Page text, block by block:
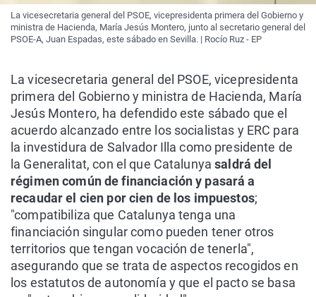
La vicesecretaria general del PSOE, vicepresidenta primera del Gobierno y
ministra de Hacienda, María Jesús Montero, junto al secretario general del
PSOE-A, Juan Espadas, este sábado en Sevilla. | Rocío Ruz - EP
La vicesecretaria general del PSOE, vicepresidenta
primera del Gobierno y ministra de Hacienda, María
Jesús Montero, ha defendido este sábado que el
acuerdo alcanzado entre los socialistas y ERC para
la investidura de Salvador Illa como presidente de
la Generalitat, con el que Catalunya saldrá del
régimen común de financiación y pasará a
recaudar el cien por cien de los impuestos;
"compatibiliza que Catalunya tenga una
financiación singular como pueden tener otros
territorios que tengan vocación de tenerla",
asegurando que se trata de aspectos recogidos en
los estatutos de autonomía y que el pacto se basa